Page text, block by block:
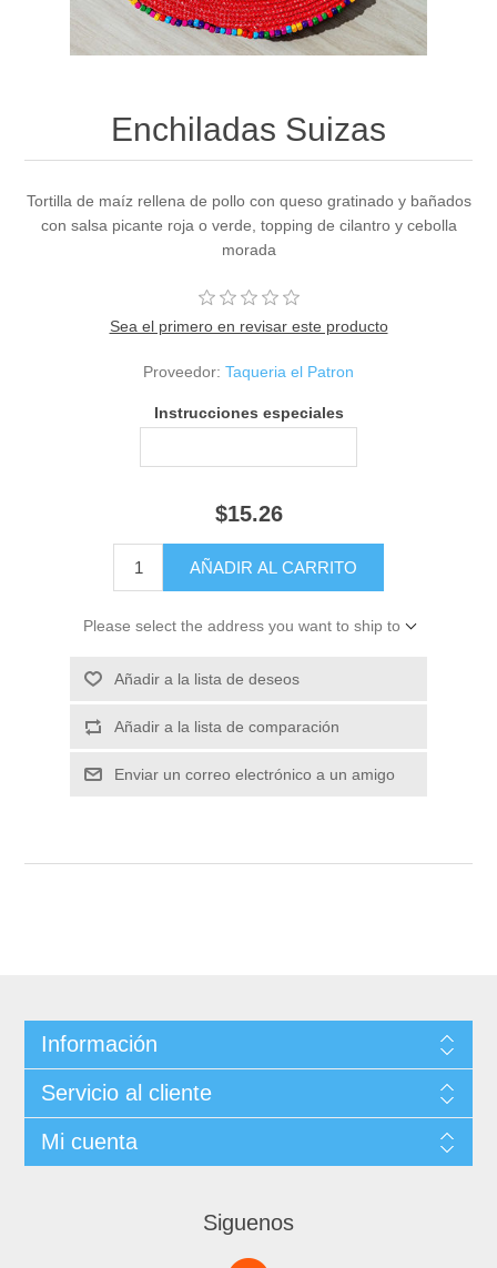
Enchiladas Suizas
Tortilla de maíz rellena de pollo con queso gratinado y bañados
con salsa picante roja o verde, topping de cilantro y cebolla
morada
Sea el primero en revisar este producto
Proveedor: Taqueria el Patron
Instrucciones especiales
$15.26
Please select the address you want to ship to
Información
Servicio al cliente
Mi cuenta
Siguenos